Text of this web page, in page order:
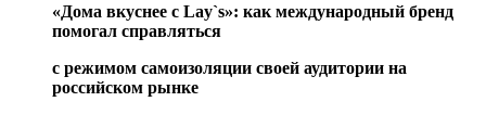
«Дома вкуснее с Lay`s»: как международный бренд
помогал справляться
с режимом самоизоляции своей аудитории на
российском рынке